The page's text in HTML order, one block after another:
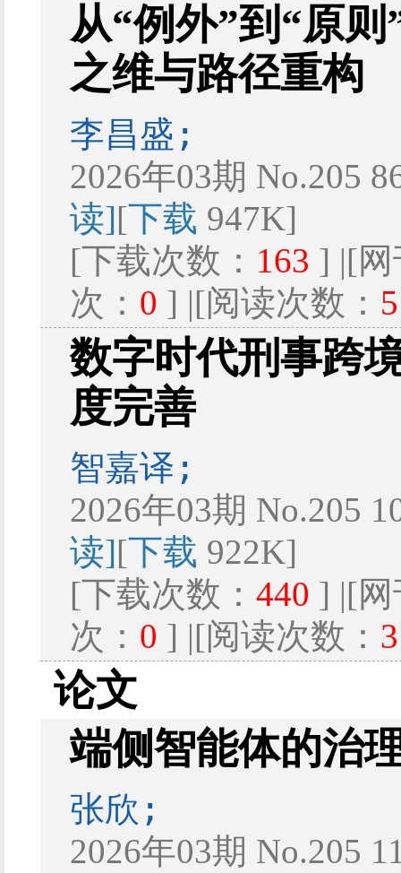
从“例外”到“原
之维与路径重构
李昌盛;
2026年03期 No.205
读][下载 947K]
[下载次数： 163 ] |[
次： 0 ] |[阅读次数： 5
数字时代刑事跨
度完善
智嘉译;
2026年03期 No.205
读][下载 922K]
[下载次数： 440 ] |[
次： 0 ] |[阅读次数： 3
论文
端侧智能体的治
张欣;
2026年03期 No.205